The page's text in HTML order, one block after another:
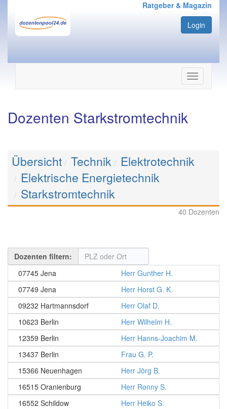
Ratgeber & Magazin
Login
Navigation
ein-/
Dozenten Starkstromtechnik
Übersicht Technik
Elektrotechnik
Elektrische Energietechnik
Starkstromtechnik
40 Dozenten
Dozenten filtern:
07745 Jena
Herr Gunther H.
07749 Jena
Herr Horst G. K.
09232 Hartmannsdorf
Herr Olaf D.
10623 Berlin
Herr Wilhelm H.
12359 Berlin
Herr Hanns-Joachim M.
13437 Berlin
Frau G. P.
15366 Neuenhagen
Herr Jörg B.
16515 Oranienburg
Herr Ronny S.
16552 Schildow
Herr Heiko S.